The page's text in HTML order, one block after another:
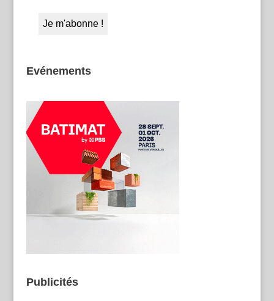
Evénements
Publicités